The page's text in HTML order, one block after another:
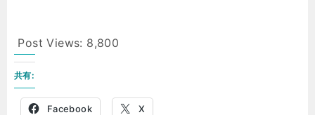
Post Views: 8,800
共有:
Facebook X